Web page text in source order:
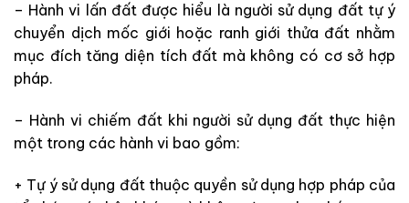
– Hành vi lấn đất được hiểu là người sử dụng đất tự ý
chuyển dịch mốc giới hoặc ranh giới thửa đất nhằm
mục đích tăng diện tích đất mà không có cơ sở hợp
pháp.
– Hành vi chiếm đất khi người sử dụng đất thực hiện
một trong các hành vi bao gồm:
+ Tự ý sử dụng đất thuộc quyền sử dụng hợp pháp của